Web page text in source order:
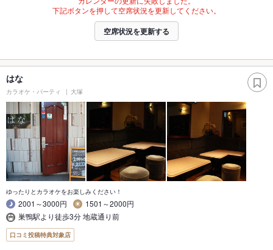
下記ボタンを押して空席状況を更新してください。
空席状況を更新する
はな
カラオケ・パーティ 大塚
ゆったりとカラオケをお楽しみください！
2001～3000円
1501～2000円
巣鴨駅より徒歩3分 地蔵通り前
口コミ投稿特典対象店